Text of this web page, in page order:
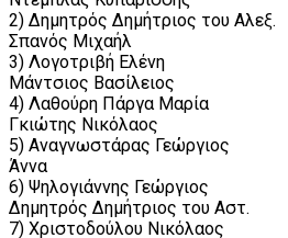
2) Δημητρός Δημήτριος
Σπανός Μιχαήλ
3) Λογοτριβή
Μάντσιος Βασίλειος
4) Λαθούρη Πάργα
Γκιώτης Νικόλαος
5) Αναγνωστάρας
Άννα
6) Ψηλογιάννης
Δημητρός Δημήτριος του Αστ.
7) Χριστοδούλου